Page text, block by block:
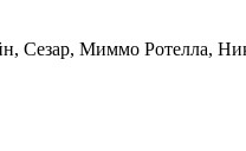
Сезар, Миммо Ротелла,